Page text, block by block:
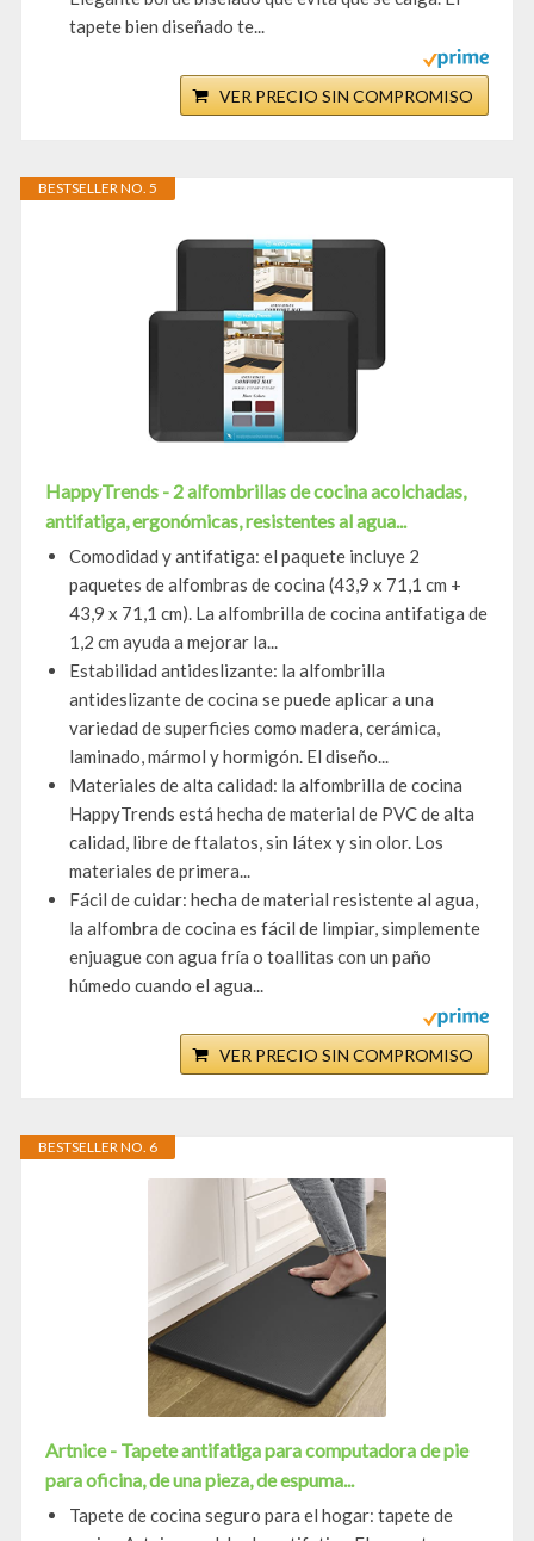
tapete bien diseñado te...
VER PRECIO SIN COMPROMISO
BESTSELLER NO. 5
HappyTrends - 2 alfombrillas de cocina acolchadas,
antifatiga, ergonómicas, resistentes al agua...
Comodidad y antifatiga: el paquete incluye 2
paquetes de alfombras de cocina (43,9 x 71,1 cm +
43,9 x 71,1 cm). La alfombrilla de cocina antifatiga de
1,2 cm ayuda a mejorar la...
Estabilidad antideslizante: la alfombrilla
antideslizante de cocina se puede aplicar a una
variedad de superficies como madera, cerámica,
laminado, mármol y hormigón. El diseño...
Materiales de alta calidad: la alfombrilla de cocina
HappyTrends está hecha de material de PVC de alta
calidad, libre de ftalatos, sin látex y sin olor. Los
materiales de primera...
Fácil de cuidar: hecha de material resistente al agua,
la alfombra de cocina es fácil de limpiar, simplemente
enjuague con agua fría o toallitas con un paño
húmedo cuando el agua...
VER PRECIO SIN COMPROMISO
BESTSELLER NO. 6
Artnice - Tapete antifatiga para computadora de pie
para oficina, de una pieza, de espuma...
Tapete de cocina seguro para el hogar: tapete de